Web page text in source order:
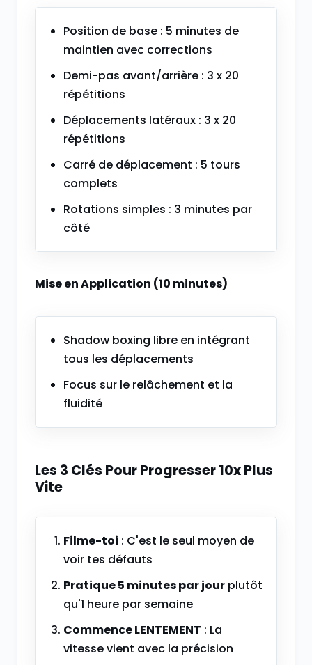
Position de base : 5 minutes de
maintien avec corrections
Demi-pas avant/arrière : 3 x 20
répétitions
Déplacements latéraux : 3 x 20
répétitions
Carré de déplacement : 5 tours
complets
Rotations simples : 3 minutes par
côté
Mise en Application (10 minutes)
Shadow boxing libre en intégrant
tous les déplacements
Focus sur le relâchement et la
fluidité
Les 3 Clés Pour Progresser 10x Plus
Vite
Filme-toi : C'est le seul moyen de
voir tes défauts
Pratique 5 minutes par jour plutôt
qu'1 heure par semaine
Commence LENTEMENT : La
vitesse vient avec la précision